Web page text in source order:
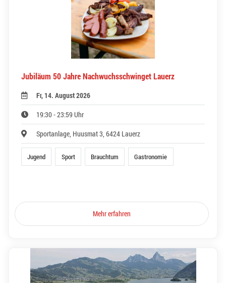
Jubiläum 50 Jahre Nachwuchsschwinget Lauerz
Fr, 14. August 2026
19:30 - 23:59 Uhr
Sportanlage, Huusmat 3, 6424 Lauerz
Jugend Sport Brauchtum Gastronomie
Mehr erfahren